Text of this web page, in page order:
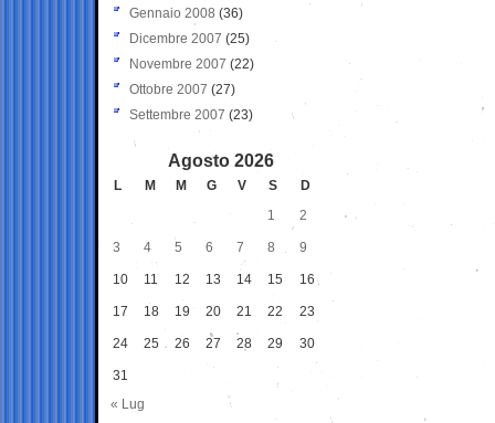
Gennaio 2008 (36)
Dicembre 2007 (25)
Novembre 2007 (22)
Ottobre 2007 (27)
Settembre 2007 (23)
Agosto 2026
L M M G V S
D
1
2
3 4 5 6 7 8 9
10 11 12 13 14 15 16
17 18 19 20 21 22 23
24 25 26 27 28 29 30
31
« Lug